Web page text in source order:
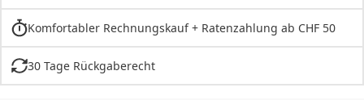
Komfortabler Rechnungskauf + Ratenzahlung ab CHF 50
30 Tage Rückgaberecht